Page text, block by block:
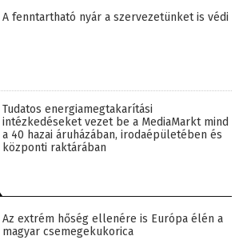
A fenntartható nyár a szervezetünket is védi
Tudatos energiamegtakarítási
intézkedéseket vezet be a MediaMarkt mind
a 40 hazai áruházában, irodaépületében és
központi raktárában
Az extrém hőség ellenére is Európa élén a
magyar csemegekukorica